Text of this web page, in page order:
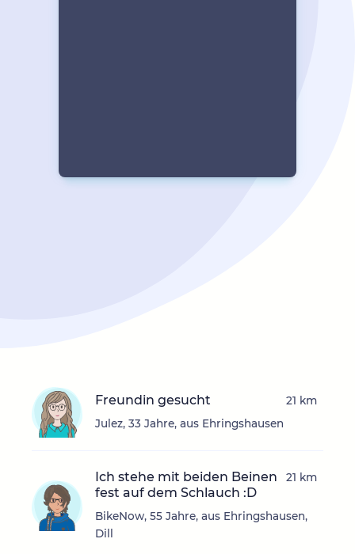
Freundin gesucht
Julez, 33 Jahre, aus Ehringshausen
21 km
Ich stehe mit beiden Beinen
fest auf dem Schlauch :D
BikeNow, 55 Jahre, aus Ehringshausen,
Dill
21 km